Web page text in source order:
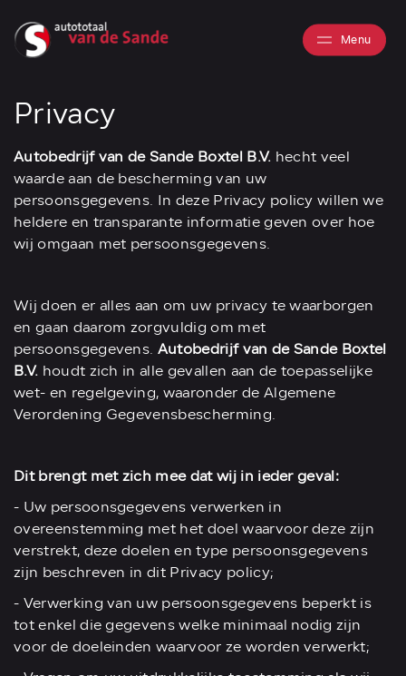
Menu
Privacy
Autobedrijf van de Sande Boxtel B.V. hecht veel
waarde aan de bescherming van uw
persoonsgegevens. In deze Privacy policy willen we
heldere en transparante informatie geven over hoe
wij omgaan met persoonsgegevens.
Wij doen er alles aan om uw privacy te waarborgen
en gaan daarom zorgvuldig om met
persoonsgegevens. Autobedrijf van de Sande Boxtel
B.V. houdt zich in alle gevallen aan de toepasselijke
wet- en regelgeving, waaronder de Algemene
Verordening Gegevensbescherming.
Dit brengt met zich mee dat wij in ieder geval:
- Uw persoonsgegevens verwerken in
overeenstemming met het doel waarvoor deze zijn
verstrekt, deze doelen en type persoonsgegevens
zijn beschreven in dit Privacy policy;
- Verwerking van uw persoonsgegevens beperkt is
tot enkel die gegevens welke minimaal nodig zijn
voor de doeleinden waarvoor ze worden verwerkt;